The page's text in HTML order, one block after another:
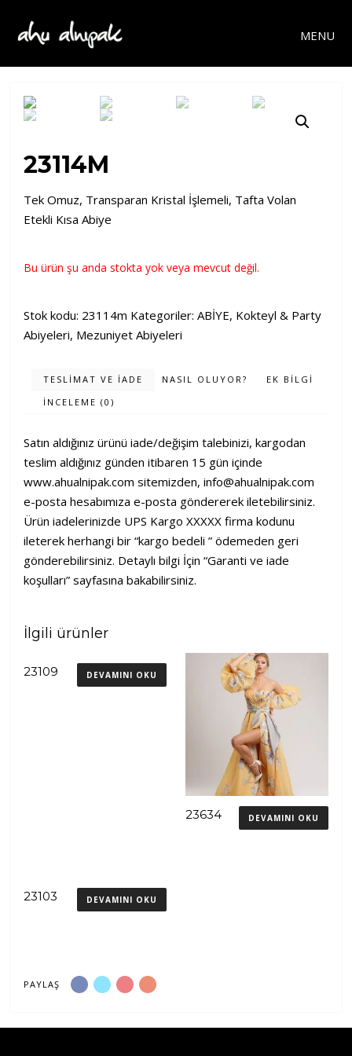
MENU
23114M
Tek Omuz, Transparan Kristal İşlemeli, Tafta Volan
Etekli Kısa Abiye
Bu ürün şu anda stokta yok veya mevcut değil.
Stok kodu: 23114m Kategoriler:ABİYE, Kokteyl & Party
Abiyeleri, Mezuniyet Abiyeleri
TESLIMAT VE İADE NASIL OLUYOR?
EK BILGI
İNCELEME (0)
Satın aldığınız ürünü iade/değişim talebinizi, kargodan
teslim aldığınız günden itibaren 15 gün içinde
www.ahualnipak.com sitemizden,info@ahualnipak.com
e-posta hesabımıza e-posta göndererek iletebilirsiniz.
Ürün iadelerinizde UPS Kargo XXXXX firma kodunu
ileterek herhangi bir “kargo bedeli ” ödemeden geri
gönderebilirsiniz. Detaylı bilgi İçin “Garanti ve iade
koşulları” sayfasına bakabilirsiniz.
İlgili ürünler
23109 DEVAMINI OKU
23634 DEVAMINI OKU
23103 DEVAMINI OKU
PAYLAŞ